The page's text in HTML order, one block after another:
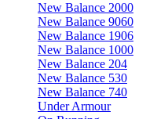
New Balance 2000
New Balance 9060
New Balance 1906
New Balance 1000
New Balance 204
New Balance 530
New Balance 740
Under Armour